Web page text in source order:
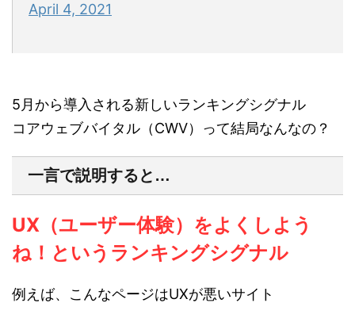
April 4, 2021
5月から導入される新しいランキングシグナル
コアウェブバイタル（CWV）って結局なんなの？
一言で説明すると…
UX（ユーザー体験）をよくしよう
ね！というランキングシグナル
例えば、こんなページはUXが悪いサイト